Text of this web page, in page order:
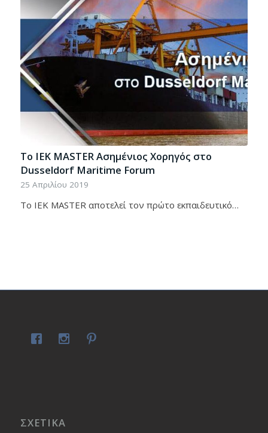
Το ΙEK ΜΑSTER Ασημένιος Χορηγός στο
Dusseldorf Maritime Forum
25 Απριλίου 2019
To ΙΕΚ ΜΑSTER αποτελεί τον πρώτο εκπαιδευτικό…
ΣΧΕΤΙΚΑ